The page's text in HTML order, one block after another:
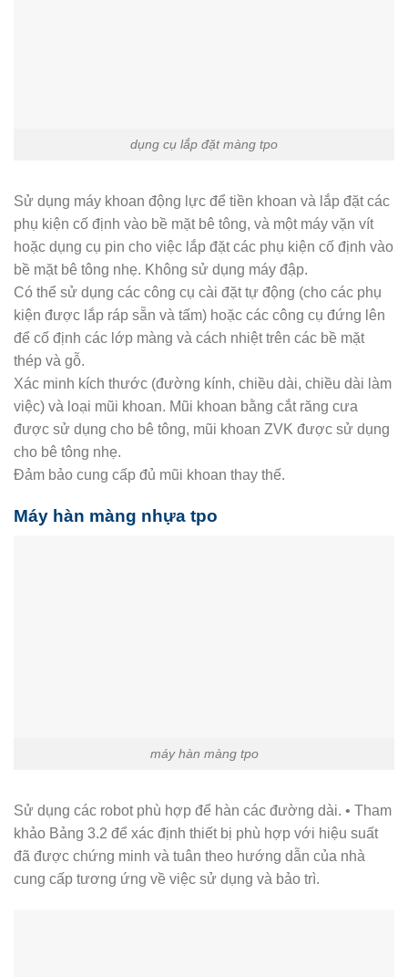
dụng cụ lắp đặt màng tpo
Sử dụng máy khoan động lực để tiền khoan và lắp đặt các
phụ kiện cố định vào bề mặt bê tông, và một máy vặn vít
hoặc dụng cụ pin cho việc lắp đặt các phụ kiện cố định vào
bề mặt bê tông nhẹ. Không sử dụng máy đập.
Có thể sử dụng các công cụ cài đặt tự động (cho các phụ
kiện được lắp ráp sẵn và tấm) hoặc các công cụ đứng lên
để cố định các lớp màng và cách nhiệt trên các bề mặt
thép và gỗ.
Xác minh kích thước (đường kính, chiều dài, chiều dài làm
việc) và loại mũi khoan. Mũi khoan bằng cắt răng cưa
được sử dụng cho bê tông, mũi khoan ZVK được sử dụng
cho bê tông nhẹ.
Đảm bảo cung cấp đủ mũi khoan thay thế.
Máy hàn màng nhựa tpo
máy hàn màng tpo
Sử dụng các robot phù hợp để hàn các đường dài. • Tham
khảo Bảng 3.2 để xác định thiết bị phù hợp với hiệu suất
đã được chứng minh và tuân theo hướng dẫn của nhà
cung cấp tương ứng về việc sử dụng và bảo trì.